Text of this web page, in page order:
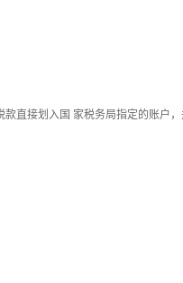
直接划入国 家税务局指定的账户